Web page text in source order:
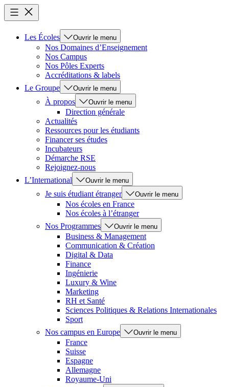
Les Écoles Ouvrir le menu
Nos Domaines d’Enseignement
Nos Campus
Nos Pôles Experts
Accréditations & labels
Le Groupe
Ouvrir le menu
À propos Ouvrir le menu
Direction générale
Actualités
Ressources pour les étudiants
Financer ses études
Incubateurs
Démarche RSE
Rejoignez-nous
L’International
Ouvrir le menu
Je suis étudiant étranger Ouvrir le menu
Nos écoles en France
Nos écoles à l’étranger
Nos Programmes
Ouvrir le menu
Business & Management
Communication & Création
Digital & Data
Finance
Ingénierie
Luxury & Wine
Marketing
RH et Santé
Sciences Politiques & Relations Internationales
Sport
Nos campus en Europe
Ouvrir le menu
France
Suisse
Espagne
Allemagne
Royaume-Uni